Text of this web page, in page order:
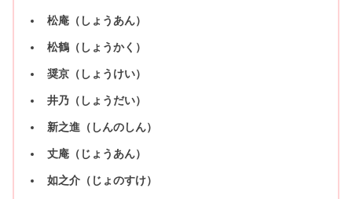
松庵（しょうあん）
松鶴（しょうかく）
奨京（しょうけい）
井乃（しょうだい）
新之進（しんのしん）
丈庵（じょうあん）
如之介（じょのすけ）